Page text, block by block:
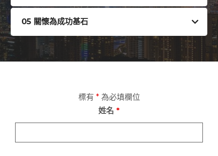
05 關懷為成功基石
標有 *為必填欄位
姓名 *